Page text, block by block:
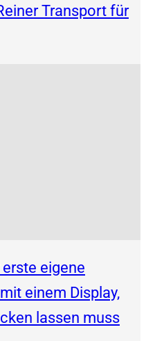
Transport für
erste eigene
einem Display,
lassen muss